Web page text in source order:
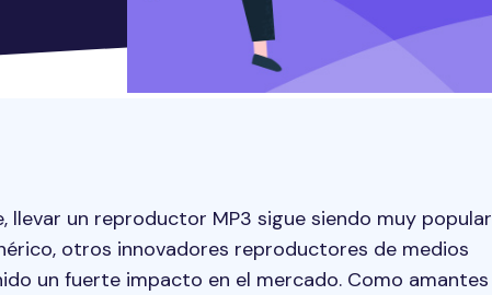
llevar un reproductor MP3 sigue siendo muy popular
otros innovadores reproductores de medios
un fuerte impacto en el mercado. Como amantes